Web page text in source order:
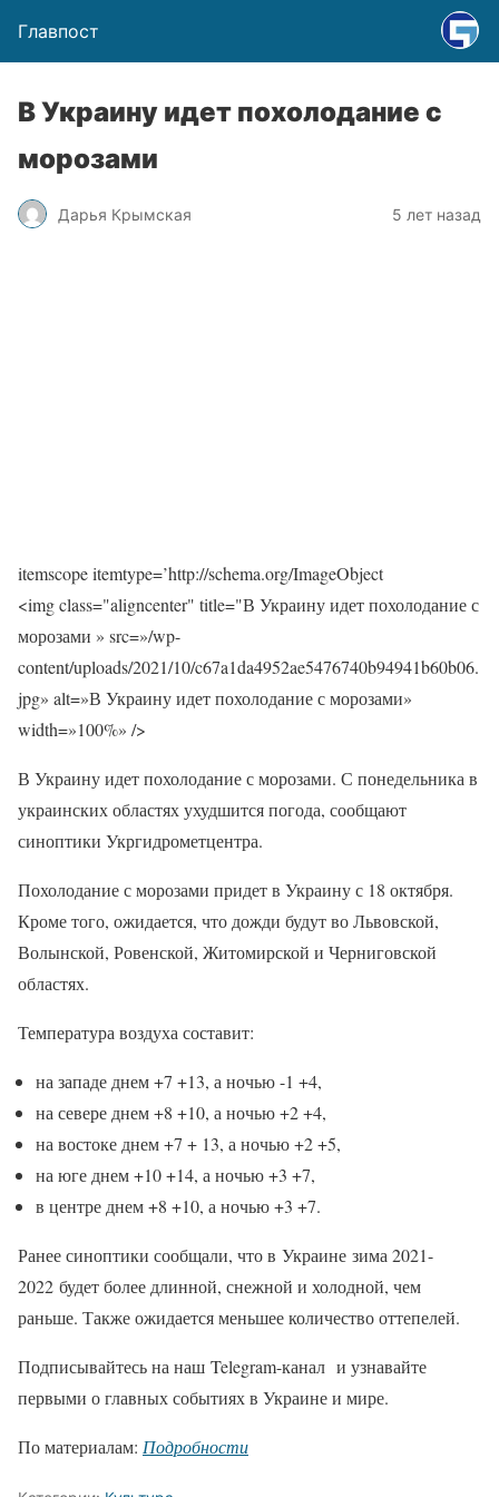
Главпост
В Украину идет похолодание с
морозами
Дарья Крымская 5 лет назад
itemscope itemtype=’http://schema.org/ImageObject
<img class="aligncenter" title="В Украину идет похолодание с
морозами » src=»/wp-
content/uploads/2021/10/c67a1da4952ae5476740b94941b60b06.
jpg» alt=»В Украину идет похолодание с морозами»
width=»100%» />
В Украину идет похолодание с морозами. С понедельника в
украинских областях ухудшится погода, сообщают
синоптики Укргидрометцентра.
Похолодание с морозами придет в Украину с 18 октября.
Кроме того, ожидается, что дожди будут во Львовской,
Волынской, Ровенской, Житомирской и Черниговской
областях.
Температура воздуха составит:
на западе днем +7 +13, а ночью -1 +4,
на севере днем +8 +10, а ночью +2 +4,
на востоке днем +7 + 13, а ночью +2 +5,
на юге днем +10 +14, а ночью +3 +7,
в центре днем +8 +10, а ночью +3 +7.
Ранее синоптики сообщали, что в Украине зима 2021-
2022 будет более длинной, снежной и холодной, чем
раньше. Также ожидается меньшее количество оттепелей.
Подписывайтесь на наш Telegram-канал и узнавайте
первыми о главных событиях в Украине и мире.
По материалам: Подробности